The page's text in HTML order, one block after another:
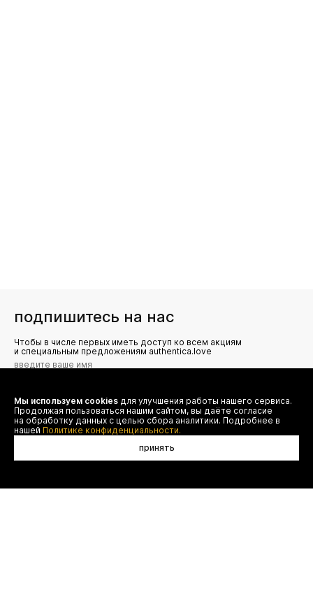
подпишитесь на нас
Чтобы в числе первых иметь доступ ко всем акциям
и специальным предложениям authentica.love
Я даю согласие на сбор, обработку и хранение моих
персональных данных (имя, email, телефон) для получения
рекламных и информационных рассылок от ООО 'БТ
Юнайтед', а также ознакомлен(а) с
Политикой конфиденциальности
Мы используем cookies для улучшения работы нашего сервиса.
Продолжая пользоваться нашим сайтом, вы даёте согласие
на обработку данных с целью сбора аналитики. Подробнее в
нашей Политике конфиденциальности.
принять